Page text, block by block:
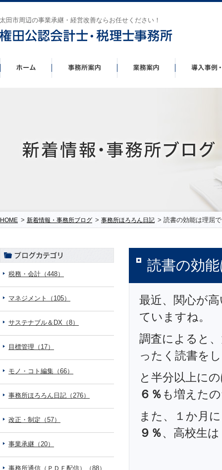
太田市周辺の事業承継・経営改善ならお任せください！
HOME > 新着情報・事務所ブログ > 事務所ほろろん日記 > 読書の効能は理屈
読書の効
最近、関心が
ていますね。
調査によると
ったく読書を
と半分以上に
６％ も増えた
また、１か月
９％、高校生は
税務・会計（448）
マネジメント（105）
サステナブル＆DX（8）
目標管理（17）
モノ・コト編集（66）
事務所ほろろん日記（276）
改正・制定（57）
事業承継（20）
事務所通信（ＰＤＦ配信）（88）